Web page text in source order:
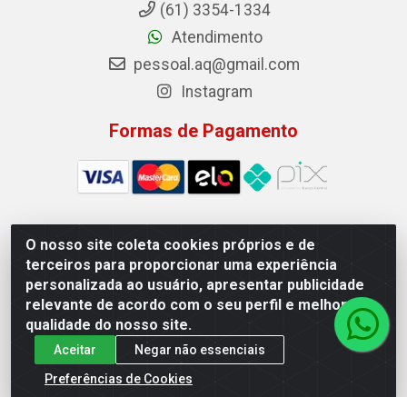
O nosso site coleta cookies próprios e de
terceiros para proporcionar uma experiência
personalizada ao usuário, apresentar publicidade
relevante de acordo com o seu perfil e melhorar a
qualidade do nosso site.
Aceitar
Negar não essenciais
Preferências de Cookies
(61) 3354-1334
Atendimento
pessoal.aq@gmail.com
Instagram
Formas de Pagamento
Auto Qualidade Comercio de Pecas LTDA - Quadra Qi
23, S/N, Lote 05/06 - Taguatinga, Brasília/DF - CEP
72.135-230 - CNPJ 72.617.459/0001-40